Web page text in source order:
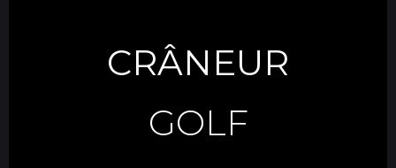
CRÂNEUR
GOLF